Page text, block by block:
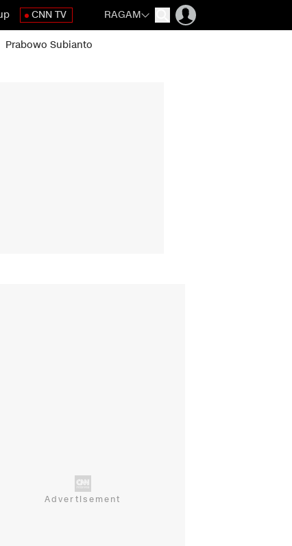
CNN TV RAGAM
Prabowo Subianto